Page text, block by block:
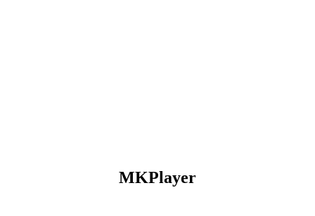
MKPlayer